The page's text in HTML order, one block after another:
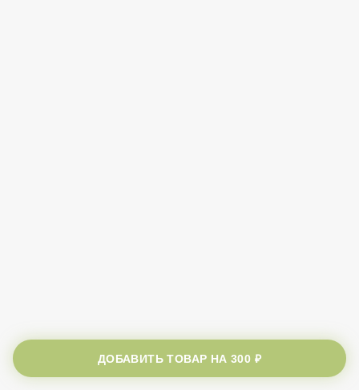
ДОБАВИТЬ ТОВАР НА300 ₽